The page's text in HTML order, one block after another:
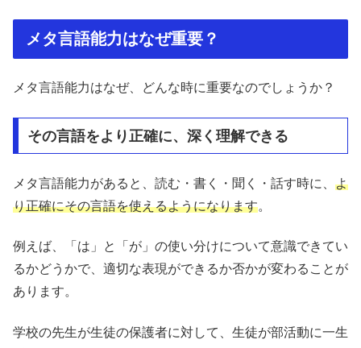
メタ言語能力はなぜ重要？
メタ言語能力はなぜ、どんな時に重要なのでしょうか？
その言語をより正確に、深く理解できる
メタ言語能力があると、読む・書く・聞く・話す時に、 よ
り正確にその言語を使えるようになります。
例えば、「は」と「が」の使い分けについて意識できてい
るかどうかで、適切な表現ができるか否かが変わることが
あります。
学校の先生が生徒の保護者に対して、生徒が部活動に一生